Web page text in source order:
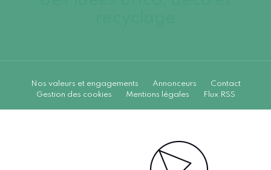
Nos valeurs et engagements Annonceurs
Contact
Gestion des cookies
Mentions légales Flux RSS